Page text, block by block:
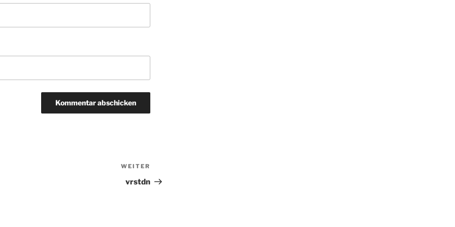
Beitrag
WEITER
vrstdn